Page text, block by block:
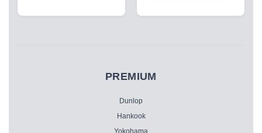
PREMIUM
Dunlop
Hankook
Yokohama